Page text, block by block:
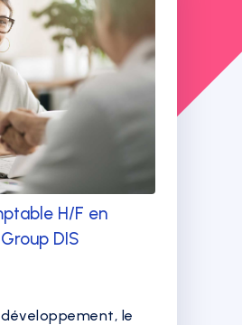
H/F en
DIS
le